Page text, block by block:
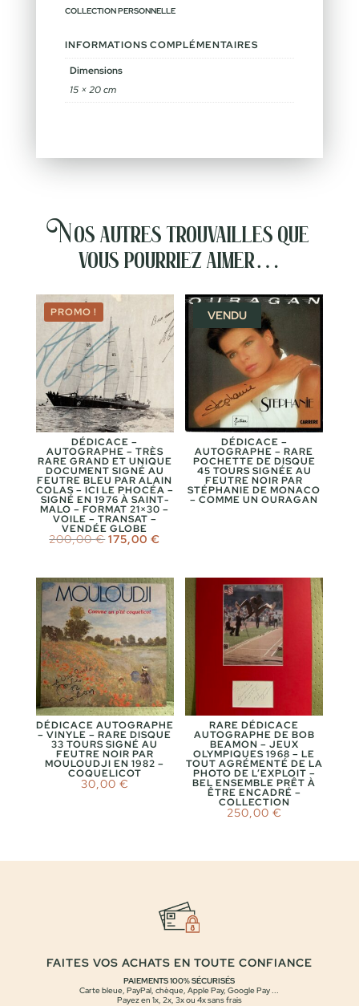
COLLECTION PERSONNELLE
INFORMATIONS COMPLÉMENTAIRES
Dimensions
15 × 20 cm
Nos autres trouvailles que
vous pourriez aimer…
PROMO !
DÉDICACE –
AUTOGRAPHE – TRÈS
RARE GRAND ET UNIQUE
DOCUMENT SIGNÉ AU
FEUTRE BLEU PAR ALAIN
COLAS – ICI LE PHOCÉA –
SIGNÉ EN 1976 À SAINT-
MALO – FORMAT 21×30 –
VOILE – TRANSAT –
VENDÉE GLOBE
200,00€ Le
prix
200,00 €.
175,00€
175,00 €.
VENDU
DÉDICACE –
AUTOGRAPHE – RARE
POCHETTE DE DISQUE
45 TOURS SIGNÉE AU
FEUTRE NOIR PAR
STÉPHANIE DE MONACO
– COMME UN OURAGAN
DÉDICACE AUTOGRAPHE
– VINYLE – RARE DISQUE
33 TOURS SIGNÉ AU
FEUTRE NOIR PAR
MOULOUDJI EN 1982 –
COQUELICOT
30,00 €
RARE DÉDICACE
AUTOGRAPHE DE BOB
BEAMON – JEUX
OLYMPIQUES 1968 – LE
TOUT AGRÉMENTÉ DE LA
PHOTO DE L’EXPLOIT –
BEL ENSEMBLE PRÊT À
ÊTRE ENCADRÉ –
COLLECTION
250,00 €
FAITES VOS ACHATS EN TOUTE CONFIANCE
PAIEMENTS 100% SÉCURISÉS
Carte bleue, PayPal, chèque, Apple Pay, Google Pay ...
Payez en 1x, 2x, 3x ou 4x sans frais